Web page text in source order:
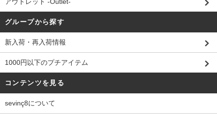
グループから探す
新入荷・再入荷情報
1000円以下のプチアイテム
コンテンツを見る
sevinç8について